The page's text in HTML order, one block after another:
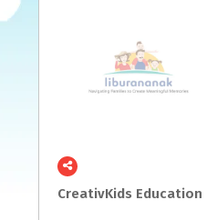
CreativKids Education